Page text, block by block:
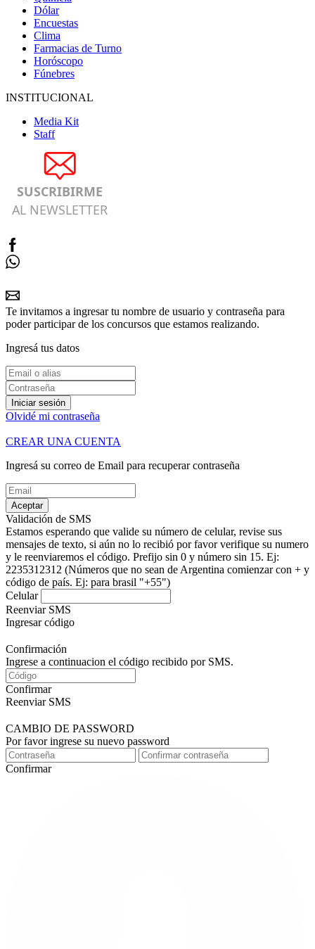
Dólar
Encuestas
Clima
Farmacias de Turno
Horóscopo
Fúnebres
INSTITUCIONAL
Media Kit
Staff
SUSCRIBIRME
AL NEWSLETTER
Te invitamos a ingresar tu nombre de usuario y contraseña para
poder participar de los concursos que estamos realizando.
Ingresá tus datos
Iniciar sesión
Olvidé mi contraseña
CREAR UNA CUENTA
Ingresá su correo de Email para recuperar contraseña
Aceptar
Validación de SMS
Estamos esperando que valide su número de celular, revise sus
mensajes de texto, si aún no lo recibió por favor verifique su numero
y le reenviaremos el código. Prefijo sin 0 y número sin 15. Ej:
2235312312 (Números que no sean de Argentina comienzar con + y
código de país. Ej: para brasil "+55")
Celular
Reenviar SMS
Ingresar código
Confirmación
Ingrese a continuacion el código recibido por SMS.
Confirmar
Reenviar SMS
CAMBIO DE PASSWORD
Por favor ingrese su nuevo password
Confirmar